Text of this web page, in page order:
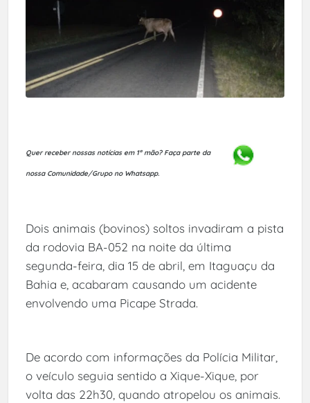
Quer receber nossas notícias em 1ª mão? Faça parte da
nossa Comunidade/Grupo no Whatsapp.
Dois animais (bovinos) soltos invadiram a pista
da rodovia BA-052 na noite da última
segunda-feira, dia 15 de abril, em Itaguaçu da
Bahia e, acabaram causando um acidente
envolvendo uma Picape Strada.
De acordo com informações da Polícia Militar,
o veículo seguia sentido a Xique-Xique, por
volta das 22h30, quando atropelou os animais.